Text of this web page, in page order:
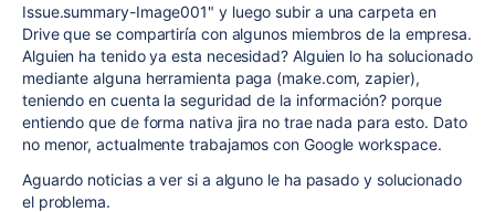
Issue.summary-Image001" y luego subir a una carpeta en
Drive que se compartiría con algunos miembros de la empresa.
Alguien ha tenido ya esta necesidad? Alguien lo ha solucionado
mediante alguna herramienta paga (make.com, zapier),
teniendo en cuenta la seguridad de la información? porque
entiendo que de forma nativa jira no trae nada para esto. Dato
no menor, actualmente trabajamos con Google workspace.
Aguardo noticias a ver si a alguno le ha pasado y solucionado
el problema.